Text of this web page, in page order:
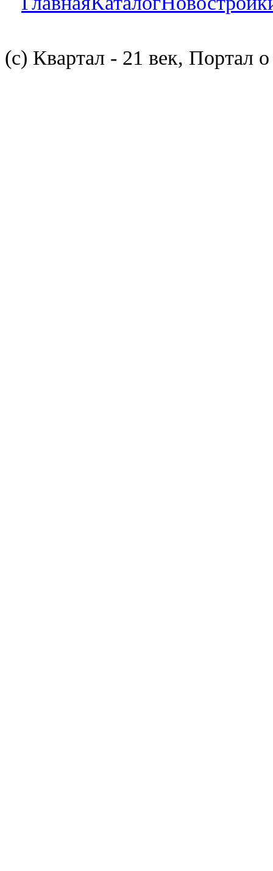
(с) Квартал - 21 век, Портал